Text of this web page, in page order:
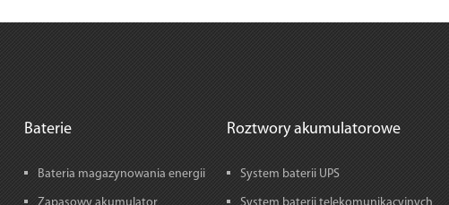
Baterie
Bateria magazynowania energii
Roztwory akumulatorowe
System baterii UPS